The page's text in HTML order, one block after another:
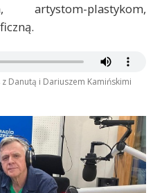
artystom-plastykom,
Danutą i Dariuszem Kamińskimi